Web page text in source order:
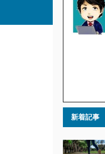
新着記事